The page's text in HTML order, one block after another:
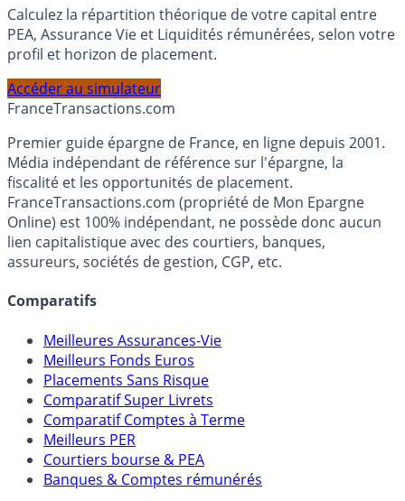
Simulateur d'Allocation
Calculez la répartition théorique de votre capital entre
profil et horizon de placement.
FranceTransactions.com
Premier guide épargne de France, en ligne depuis 2001.
Média indépendant de référence sur l'épargne, la
fiscalité et les opportunités de placement.
FranceTransactions.com (propriété de Mon Epargne
Online) est 100% indépendant, ne possède donc aucun
assureurs, sociétés de gestion, CGP, etc.
Comparatifs
Meilleures Assurances-Vie
Meilleurs Fonds Euros
Placements Sans Risque
Comparatif Super Livrets
Comparatif Comptes à Terme
Meilleurs PER